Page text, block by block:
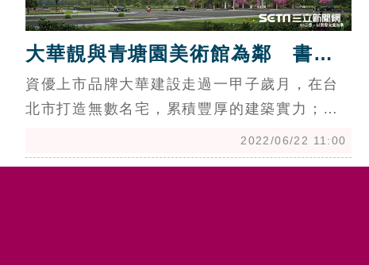
大華靚與青塘園美術館為鄰 書香
環繞
資優上市品牌大華建設走過一甲子歲月，在台
北市打造無數名宅，累積豐厚的建築實力；進
軍青埔的首發個案「大華靚」座落在青塘園美
術館特區的靜巷，用散步的距離就能抵達兒童
2022/06/22 11:00